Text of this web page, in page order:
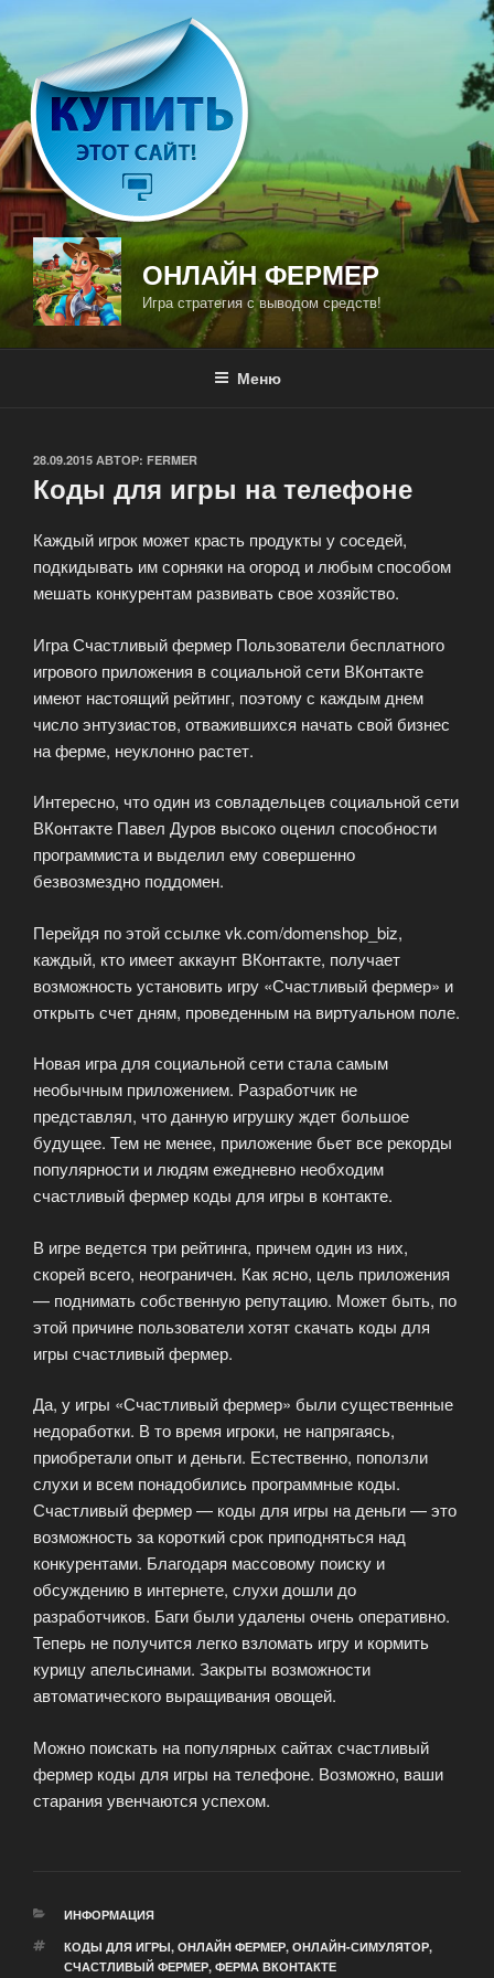
содержимому
ОНЛАЙН ФЕРМЕР
Игра стратегия с выводом средств!
Меню
ОПУБЛИКОВАНО
28.09.2015 АВТОР: FERMER
Коды для игры на телефоне
Каждый игрок может красть продукты у соседей,
подкидывать им сорняки на огород и любым способом
мешать конкурентам развивать свое хозяйство.
Игра Счастливый фермер Пользователи бесплатного
игрового приложения в социальной сети ВКонтакте
имеют настоящий рейтинг, поэтому с каждым днем
число энтузиастов, отважившихся начать свой бизнес
на ферме, неуклонно растет.
Интересно, что один из совладельцев социальной сети
ВКонтакте Павел Дуров высоко оценил способности
программиста и выделил ему совершенно
безвозмездно поддомен.
Перейдя по этой ссылке vk.com/domenshop_biz,
каждый, кто имеет аккаунт ВКонтакте, получает
возможность установить игру «Счастливый фермер» и
открыть счет дням, проведенным на виртуальном поле.
Новая игра для социальной сети стала самым
необычным приложением. Разработчик не
представлял, что данную игрушку ждет большое
будущее. Тем не менее, приложение бьет все рекорды
популярности и людям ежедневно необходим
счастливый фермер коды для игры в контакте.
В игре ведется три рейтинга, причем один из них,
скорей всего, неограничен. Как ясно, цель приложения
— поднимать собственную репутацию. Может быть, по
этой причине пользователи хотят скачать коды для
игры счастливый фермер.
Да, у игры «Счастливый фермер» были существенные
недоработки. В то время игроки, не напрягаясь,
приобретали опыт и деньги. Естественно, поползли
слухи и всем понадобились программные коды.
Счастливый фермер — коды для игры на деньги — это
возможность за короткий срок приподняться над
конкурентами. Благодаря массовому поиску и
обсуждению в интернете, слухи дошли до
разработчиков. Баги были удалены очень оперативно.
Теперь не получится легко взломать игру и кормить
курицу апельсинами. Закрыты возможности
автоматического выращивания овощей.
Можно поискать на популярных сайтах счастливый
фермер коды для игры на телефоне. Возможно, ваши
старания увенчаются успехом.
РУБРИКИ
ИНФОРМАЦИЯ
МЕТКИ
КОДЫ ДЛЯ ИГРЫ, ОНЛАЙН ФЕРМЕР, ОНЛАЙН-СИМУЛЯТОР,
СЧАСТЛИВЫЙ ФЕРМЕР, ФЕРМА ВКОНТАКТЕ